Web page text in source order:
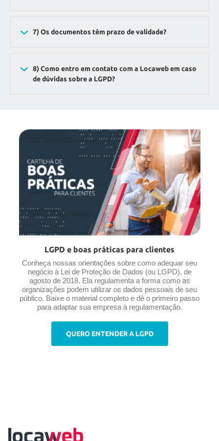
7) Os documentos têm prazo de validade?
8) Como entro em contato com a Locaweb em caso
de dúvidas sobre a LGPD?
LGPD e boas práticas para clientes
Conheça nossas orientações sobre como adequar seu
negócio à Lei de Proteção de Dados (ou LGPD), de
agosto de 2018. Ela regulamenta a forma como as
organizações podem utilizar os dados pessoais de seu
público. Baixe o material completo e dê o primeiro passo
para adaptar sua empresa à regulamentação.
QUERO ENTENDER A LGPD